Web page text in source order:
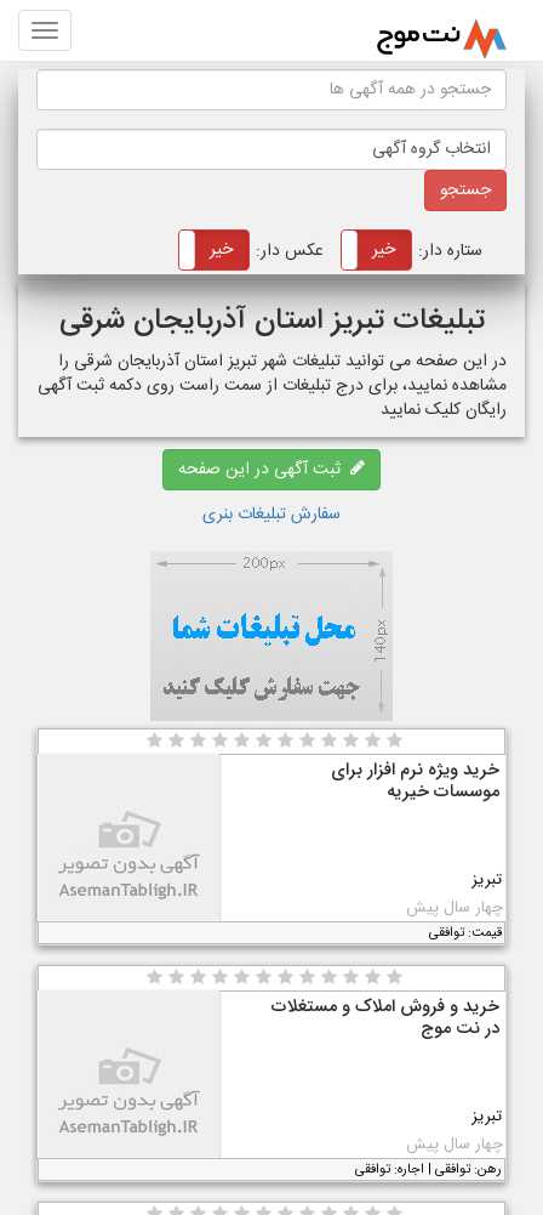
انتخاب گروه آگهی
ستاره دار: بله خیر عکس دار: خیر
تبلیغات تبریز استان آذربایجان شرقی
در این صفحه می توانید تبلیغات شهر تبریز استان آذربایجان شرقی را
مشاهده نمایید، برای درج تبلیغات از سمت راست روی دکمه ثبت آگهی
رایگان کلیک نمایید
ثبت آگهی در این صفحه
سفارش تبلیغات بنری
خرید ویژه نرم افزار برای
موسسات خیریه
تبریز
چهار سال پیش
قیمت: توافقی
خرید و فروش املاک و مستغلات
در نت موج
تبریز
چهار سال پیش
رهن: توافقی | اجاره: توافقی